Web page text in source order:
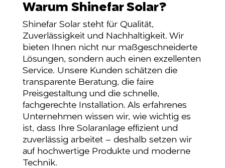
Warum Shinefar Solar?
Shinefar Solar steht für Qualität,
Zuverlässigkeit und Nachhaltigkeit. Wir
bieten Ihnen nicht nur maßgeschneiderte
Lösungen, sondern auch einen exzellenten
Service. Unsere Kunden schätzen die
transparente Beratung, die faire
Preisgestaltung und die schnelle,
fachgerechte Installation. Als erfahrenes
Unternehmen wissen wir, wie wichtig es
ist, dass Ihre Solaranlage effizient und
zuverlässig arbeitet – deshalb setzen wir
auf hochwertige Produkte und moderne
Technik.